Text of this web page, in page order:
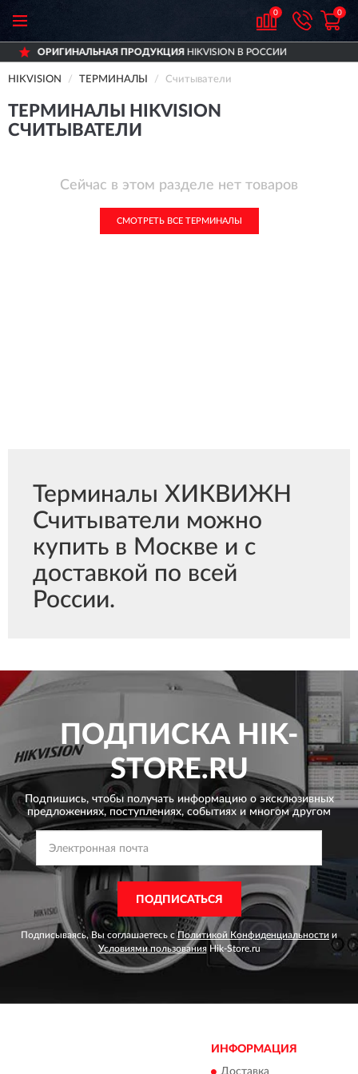
0 0
ПРОДУКЦИЯHIKVISION В РОССИИ
HIKVISION ТЕРМИНАЛЫ Считыватели
ТЕРМИНАЛЫ HIKVISION
СЧИТЫВАТЕЛИ
Сейчас в этом разделе нет товаров
СМОТРЕТЬ ВСЕ ТЕРМИНАЛЫ
Терминалы ХИКВИЖН
Считыватели можно
купить в Москве и с
доставкой по всей
России.
ПОДПИСКА HIK-
STORE.RU
Подпишись, чтобы получать информацию о эксклюзивных
предложениях, поступлениях, событиях и многом другом
ПОДПИСАТЬСЯ
Подписываясь, Вы соглашаетесь сПолитикой Конфиденциальности и
Условиями пользованияHik-Store.ru
ИНФОРМАЦИЯ